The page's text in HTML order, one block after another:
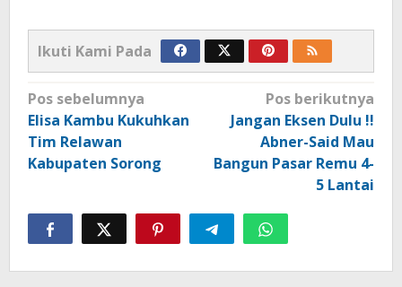
Ikuti Kami Pada
Navigasi
pos
Pos sebelumnya
Elisa Kambu Kukuhkan
Tim Relawan
Kabupaten Sorong
Pos berikutnya
Jangan Eksen Dulu !!
Abner-Said Mau
Bangun Pasar Remu 4-
5 Lantai